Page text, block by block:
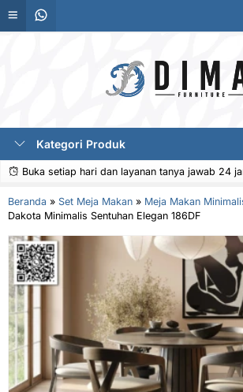
Kategori Produk
Buka setiap hari dan layanan tanya jawab 24
Beranda » Set Meja Makan » Meja Makan
Dakota Minimalis Sentuhan Elegan 186DF